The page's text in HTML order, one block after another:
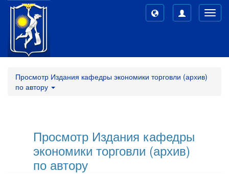
Просмотр Издания кафедры экономики торговли (архив)
по автору
Просмотр Издания кафедры
экономики торговли (архив)
по автору